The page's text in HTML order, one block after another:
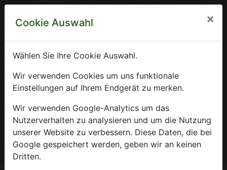
Krankenhausverzeichnis
Sachsen-Anhalt
Ein Service der Krankenhausgesellschaft Sachsen-Anhalt
e.V.
Cookie Auswahl ×
Wählen Sie Ihre Cookie Auswahl.
Wir verwenden Cookies um uns funktionale
Einstellungen auf Ihrem Endgerät zu merken.
Wir verwenden Google-Analytics um das
Nutzerverhalten zu analysieren und um die Nutzung
unserer Website zu verbessern. Diese Daten, die bei
Google gespeichert werden, geben wir an keinen
Dritten.